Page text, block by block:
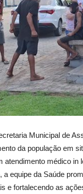
Municipal de
da população em
atendimento médico
equipe da Saúde
e fortalecendo as